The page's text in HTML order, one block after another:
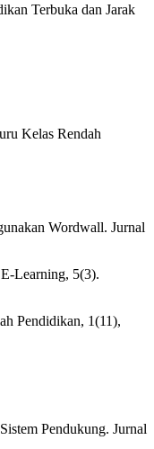
Terbuka dan Jarak
Kelas Rendah
Wordwall. Jurnal
Learning, 5(3).
Pendidikan, 1(11),
Pendukung. Jurnal